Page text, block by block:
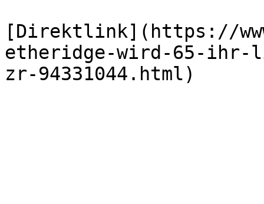
[Direktlink](https://
etheridge-wird-65-ihr-
zr-94331044.html)